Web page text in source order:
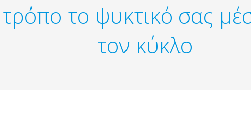
το ψυκτικό σας
τον κύκλο